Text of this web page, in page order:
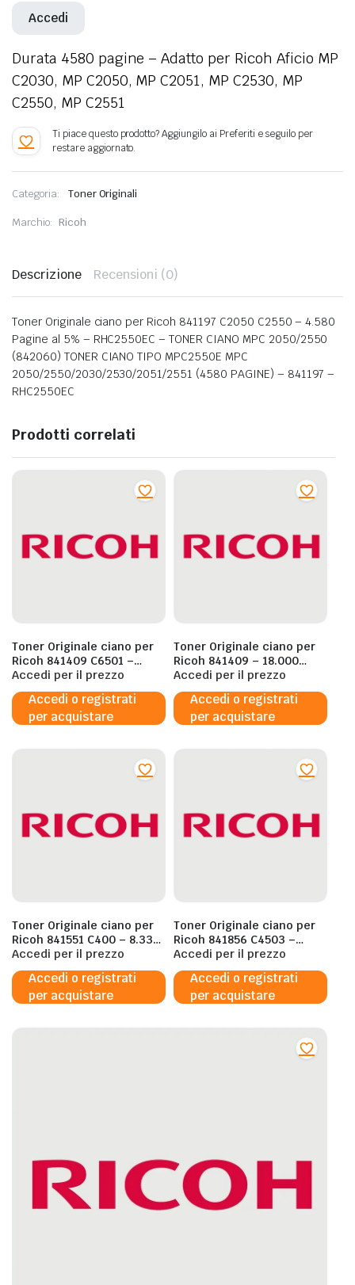
Accedi
Durata 4580 pagine – Adatto per Ricoh Aficio MP
C2030, MP C2050, MP C2051, MP C2530, MP
C2550, MP C2551
Categoria: Toner Originali
Marchio: Ricoh
Descrizione Recensioni (0)
Toner Originale ciano per Ricoh 841197 C2050 C2550 – 4.580
Pagine al 5% – RHC2550EC – TONER CIANO MPC 2050/2550
(842060) TONER CIANO TIPO MPC2550E MPC
2050/2550/2030/2530/2051/2551 (4580 PAGINE) – 841197 –
RHC2550EC
Prodotti correlati
Toner Originale ciano per
Ricoh 841409 C6501 –
18.000 Pagine al 5%
Accedi per il prezzo
Accedi o registrati
per acquistare
Toner Originale ciano per
Ricoh 841409 – 18.000
Pagine al 5%
Accedi per il prezzo
Accedi o registrati
per acquistare
Toner Originale ciano per
Ricoh 841551 C400 – 8.330
Pagine al 5%
Accedi per il prezzo
Accedi o registrati
per acquistare
Toner Originale ciano per
Ricoh 841856 C4503 –
18.750 Pagine al 5%
Accedi per il prezzo
Accedi o registrati
per acquistare